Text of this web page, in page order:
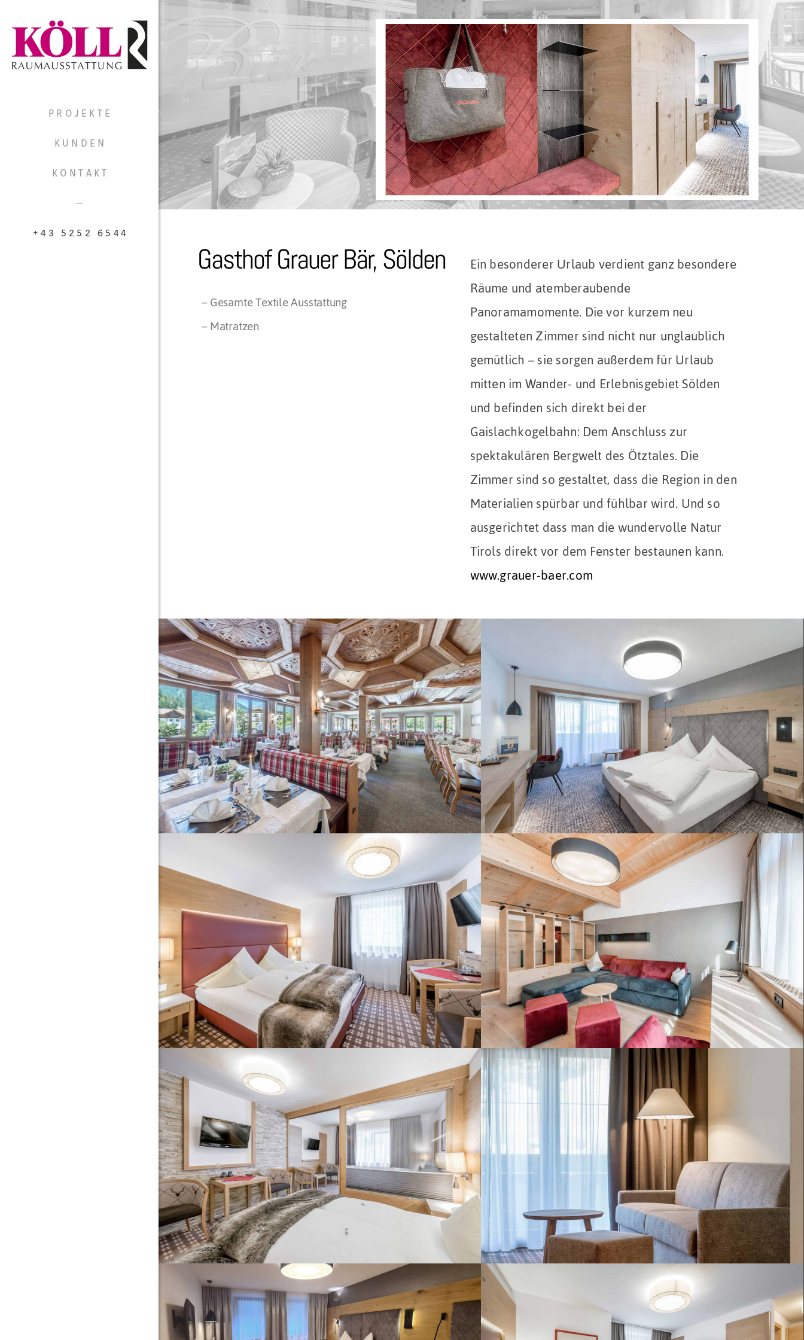
PROJEKTE
KUNDEN
KONTAKT
—
+43 5252 6544
Gasthof Grauer Bär, Sölden
– Gesamte Textile Ausstattung
– Matratzen
Ein besonderer Urlaub verdient ganz besondere
Räume und atemberaubende
Panoramamomente. Die vor kurzem neu
gestalteten Zimmer sind nicht nur unglaublich
gemütlich – sie sorgen außerdem für Urlaub
mitten im Wander- und Erlebnisgebiet Sölden
und befinden sich direkt bei der
Gaislachkogelbahn: Dem Anschluss zur
spektakulären Bergwelt des Ötztales. Die
Zimmer sind so gestaltet, dass die Region in den
Materialien spürbar und fühlbar wird. Und so
ausgerichtet dass man die wundervolle Natur
Tirols direkt vor dem Fenster bestaunen kann.
www.grauer-baer.com